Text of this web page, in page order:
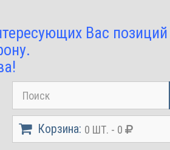
Вас позиций
Корзина: 0 ШТ. - 0